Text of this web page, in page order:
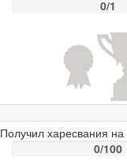
0/1
Получил харесвания
0/100